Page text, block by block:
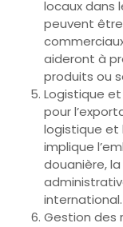
locaux dans
peuvent
aideront à
produits ou
Logistique
pour
logistique et
implique
douanière,
international.
Gestion des